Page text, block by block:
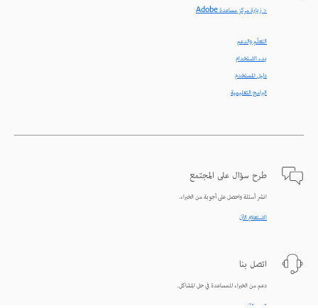
< زيارة مركز مساعدة Adobe
التعلّم والدعم
بدء الاستخدام
دليل المستخدم
البرامج التعليمية
طرح سؤال على المجتمع
انشر أسئلة واحصل على أجوبة من الخبراء.
الاستعلام الآن
اتصل بنا
دعم من الخبراء للمساعدة في حل المشاكل.